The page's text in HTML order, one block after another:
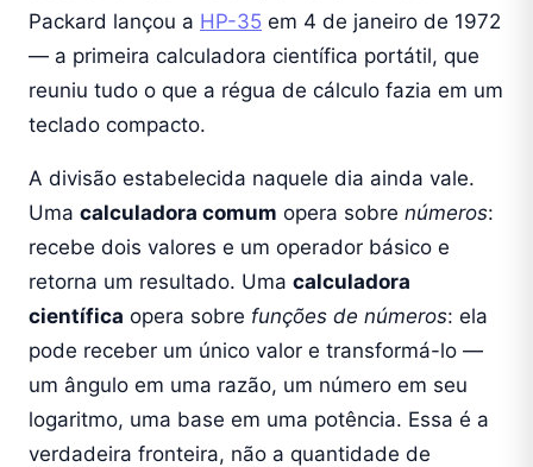
Packard lançou a HP-35 em 4 de janeiro de 1972
— a primeira calculadora científica portátil, que
reuniu tudo o que a régua de cálculo fazia em um
teclado compacto.
A divisão estabelecida naquele dia ainda vale.
Uma calculadora comum opera sobre números:
recebe dois valores e um operador básico e
retorna um resultado. Uma calculadora
científica opera sobre funções de números: ela
pode receber um único valor e transformá-lo —
um ângulo em uma razão, um número em seu
logaritmo, uma base em uma potência. Essa é a
verdadeira fronteira, não a quantidade de